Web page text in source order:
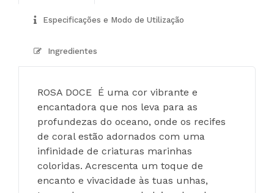
Especificações e Modo de Utilização
Ingredientes
ROSA DOCE  É uma cor vibrante e
encantadora que nos leva para as
profundezas do oceano, onde os recifes
de coral estão adornados com uma
infinidade de criaturas marinhas
coloridas. Acrescenta um toque de
encanto e vivacidade às tuas unhas,